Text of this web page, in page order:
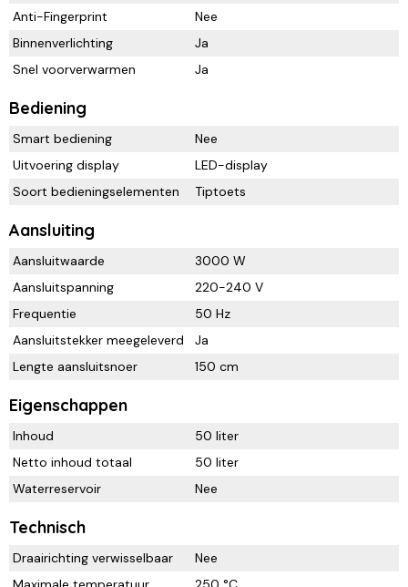
Anti-Fingerprint
Nee
Binnenverlichting
Ja
Snel voorverwarmen
Ja
Bediening
Smart bediening
Nee
Uitvoering display
LED-display
Soort bedieningselementen
Tiptoets
Aansluiting
Aansluitwaarde
3000 W
Aansluitspanning
220-240 V
Frequentie
50 Hz
Aansluitstekker meegeleverd
Ja
Lengte aansluitsnoer
150 cm
Eigenschappen
Inhoud
50 liter
Netto inhoud totaal
50 liter
Waterreservoir
Nee
Technisch
Draairichting verwisselbaar
Nee